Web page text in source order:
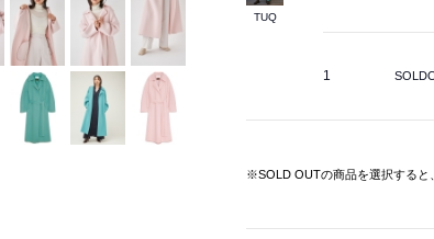
TUQ
1
※SOLD OUTの商品を選択すると